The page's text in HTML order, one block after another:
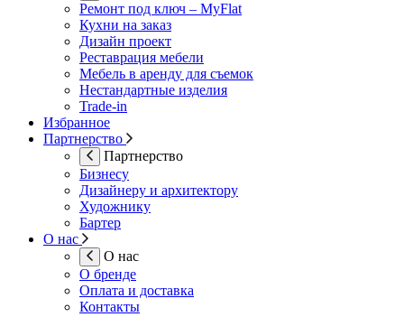
Ремонт под ключ – MyFlat
Кухни на заказ
Дизайн проект
Реставрация мебели
Мебель в аренду для съемок
Нестандартные изделия
Trade-in
Избранное
Партнерство
Партнерство
Бизнесу
Дизайнеру и архитектору
Художнику
Бартер
О нас
О нас
О бренде
Оплата и доставка
Контакты